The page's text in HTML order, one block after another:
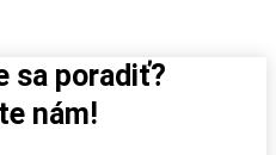
sa poradiť?
nám!